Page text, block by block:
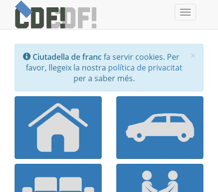
Toggle
×
Ciutadella de francfa servir cookies. Per
favor, llegeix la nostra política de privacitat
per a saber més.